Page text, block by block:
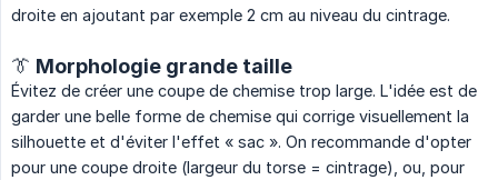
droite en ajoutant par exemple 2 cm au niveau du cintrage.
👔 Morphologie grande taille
Évitez de créer une coupe de chemise trop large. L'idée est de
garder une belle forme de chemise qui corrige visuellement la
silhouette et d'éviter l'effet « sac ». On recommande d'opter
pour une coupe droite (largeur du torse = cintrage), ou, pour